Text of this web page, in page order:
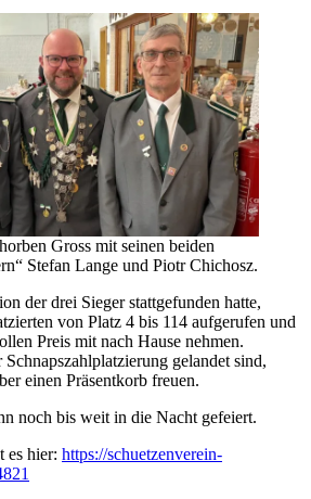
Gross mit seinen beiden
Stefan Lange und Piotr Chichosz.
der drei Sieger stattgefunden hatte,
von Platz 4 bis 114 aufgerufen und
Preis mit nach Hause nehmen.
gelandet sind,
einen Präsentkorb freuen.
noch bis weit in die Nacht gefeiert.
es hier: https://schuetzenverein-